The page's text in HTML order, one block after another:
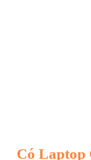
Có Laptop